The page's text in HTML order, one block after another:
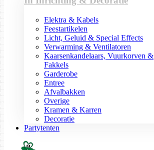
Elektra & Kabels
Feestartikelen
Licht, Geluid & Special Effects
Verwarming & Ventilatoren
Kaarsenkandelaars, Vuurkorven &
Fakkels
Garderobe
Entree
Afvalbakken
Overige
Kramen & Karren
Decoratie
Partytenten